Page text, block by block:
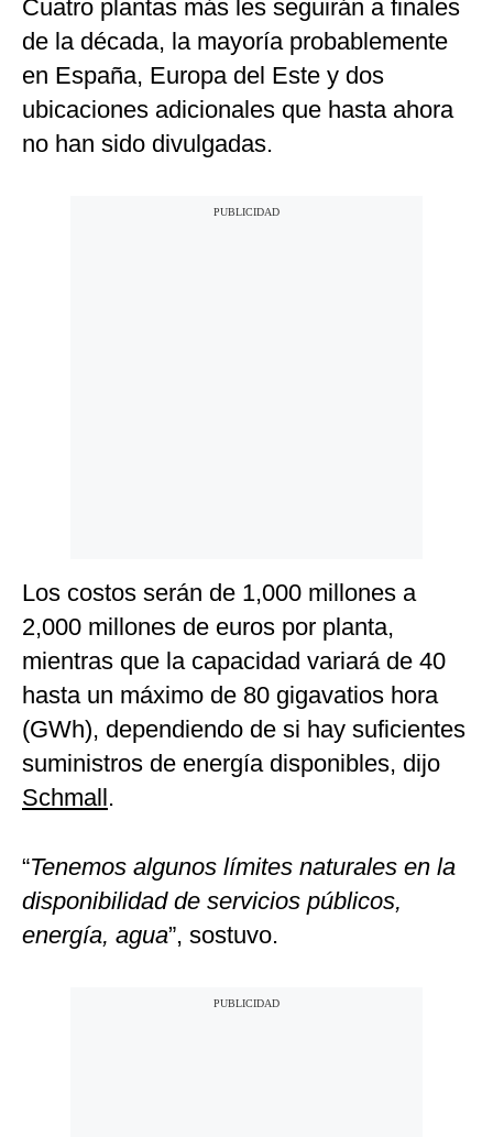
Cuatro plantas más les seguirán a finales
de la década, la mayoría probablemente
en España, Europa del Este y dos
ubicaciones adicionales que hasta ahora
no han sido divulgadas.
Los costos serán de 1,000 millones a
2,000 millones de euros por planta,
mientras que la capacidad variará de 40
hasta un máximo de 80 gigavatios hora
(GWh), dependiendo de si hay suficientes
suministros de energía disponibles, dijo
Schmall.
“Tenemos algunos límites naturales en la
disponibilidad de servicios públicos,
energía, agua”, sostuvo.